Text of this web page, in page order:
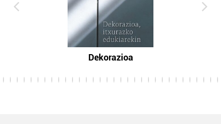
Dekorazioa